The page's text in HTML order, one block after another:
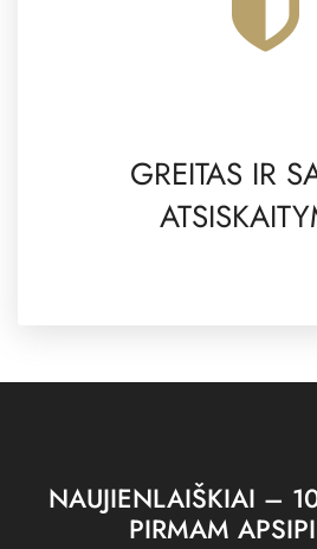
GREITAS IR
NAUJIENLAIŠKIAI –
PIRMAM